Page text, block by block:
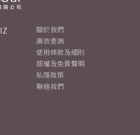
關於我們
廣告查詢
使用條款及細則
版權及免責聲明
私隱政策
聯絡我們